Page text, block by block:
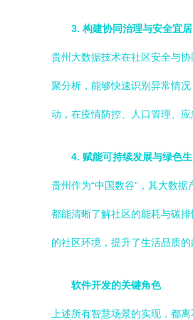
3. 构建协同治理与安全宜
贵州大数据技术在社区安全与
聚分析，能够快速识别异常情
动，在疫情防控、人口管理、
4. 赋能可持续发展与绿色
贵州作为“中国数谷”，其大数
都能清晰了解社区的能耗与碳
的社区环境，提升了生活品质的
软件开发的关键角色
上述所有智慧场景的实现，都